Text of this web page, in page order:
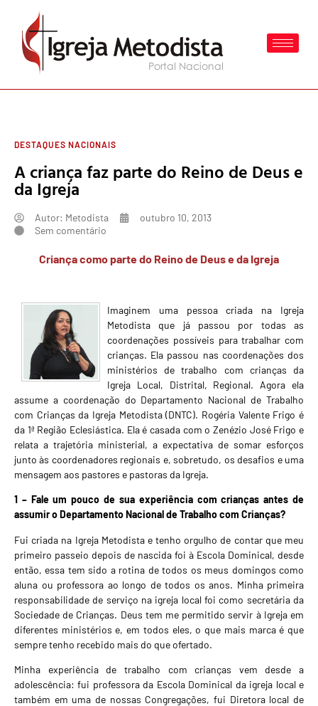
DESTAQUES NACIONAIS
A criança faz parte do Reino de Deus e
da Igreja
Autor: Metodista
outubro 10, 2013
Sem comentário
Criança como parte do Reino de Deus e da Igreja
Imaginem uma pessoa criada na Igreja
Metodista que já passou por todas as
coordenações possíveis para trabalhar com
crianças. Ela passou nas coordenações dos
ministérios de trabalho com crianças da
Igreja Local, Distrital, Regional. Agora ela
assume a coordenação do Departamento Nacional de Trabalho
com Crianças da Igreja Metodista (DNTC). Rogéria Valente Frigo é
da 1ª Região Eclesiástica. Ela é casada com o Zenézio José Frigo e
relata a trajetória ministerial, a expectativa de somar esforços
junto às coordenadores regionais e, sobretudo, os desafios e uma
mensagem aos pastores e pastoras da Igreja.
1 – Fale um pouco de sua experiência com crianças antes de
assumir o Departamento Nacional de Trabalho com Crianças?
Fui criada na Igreja Metodista e tenho orgulho de contar que meu
primeiro passeio depois de nascida foi à Escola Dominical, desde
então, essa tem sido a rotina de todos os meus domingos como
aluna ou professora ao longo de todos os anos. Minha primeira
responsabilidade de serviço na igreja local foi como secretária da
Sociedade de Crianças. Deus tem me permitido servir à Igreja em
diferentes ministérios e, em todos eles, o que mais marca é que
sempre tenho recebido mais do que ofertado.
Minha experiência de trabalho com crianças vem desde a
adolescência: fui professora da Escola Dominical da igreja local e
também em uma de nossas Congregações, fui Diretora local de